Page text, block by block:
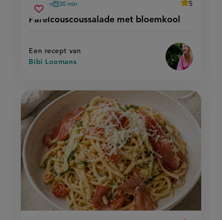
Parelcouscoussalade met bloemkool
voorbereidingstijd
30 min
oventijd
30 min
average
5
Beoordeel
bloemkool'
Een recept van
Bibi Loomans
Sla
parelcouscoussalade
met
bloemkool